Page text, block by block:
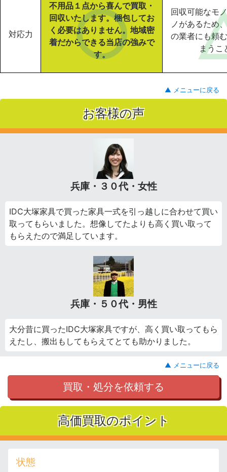
対応力
不用品１点から喜んで買取・
回収いたします。梱包してお
く必要はありません。地域密
着だからできる当店の強みで
す。
回収可能なモ
ノがあるため
の業者にも頼
まうこ
▲ メニューに戻る
お客様の声
兵庫・３０代・女性
IDC大塚家具で買った家具一式を引っ越しに合わせて買い
取ってもらいました。想像してたよりも高く買い取って
もらえたので満足しています。
兵庫・５０代・男性
大分昔に買ったIDC大塚家具ですが、高く買い取ってもら
えたし、搬出もしてもらえてとても助かりました。
▲ メニューに戻る
買取・処分を依頼する
高価買取のポイント
状態